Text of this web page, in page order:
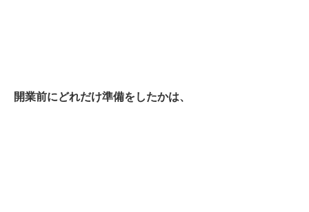
開業前にどれだけ準備をしたかは、